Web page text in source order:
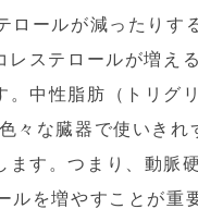
ロールが減ったりす
レステロールが増え
。中性脂肪（トリグ
々な臓器で使いき
ます。つまり、動脈
ルを増やすことが重